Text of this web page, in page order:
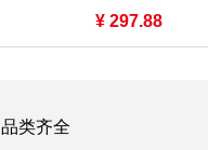
¥ 297.88
品类齐全